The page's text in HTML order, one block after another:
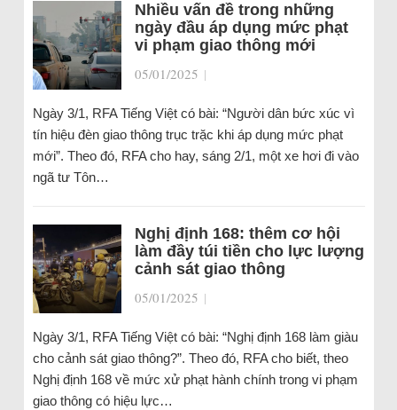
Nhiều vấn đề trong những
ngày đầu áp dụng mức phạt
vi phạm giao thông mới
05/01/2025 |
Ngày 3/1, RFA Tiếng Việt có bài: “Người dân bức xúc vì
tín hiệu đèn giao thông trục trặc khi áp dụng mức phạt
mới”. Theo đó, RFA cho hay, sáng 2/1, một xe hơi đi vào
ngã tư Tôn…
Nghị định 168: thêm cơ hội
làm đầy túi tiền cho lực lượng
cảnh sát giao thông
05/01/2025 |
Ngày 3/1, RFA Tiếng Việt có bài: “Nghị định 168 làm giàu
cho cảnh sát giao thông?”. Theo đó, RFA cho biết, theo
Nghị định 168 về mức xử phạt hành chính trong vi phạm
giao thông có hiệu lực…